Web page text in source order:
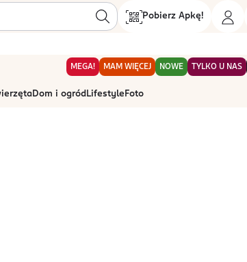
Pobierz Apkę!
MEGA! MAM WIĘCEJ NOWE TYLKO U NAS
Dom i ogród Lifestyle Foto